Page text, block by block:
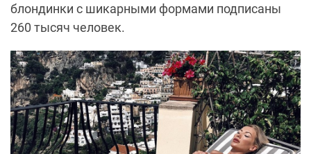
блондинки с шикарными формами подписаны
260 тысяч человек.